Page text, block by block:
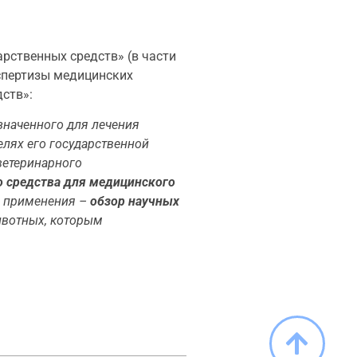
средств» (в части
медицинских
для лечения
его государственной
средства для медицинского
применения – обзор научных
которым